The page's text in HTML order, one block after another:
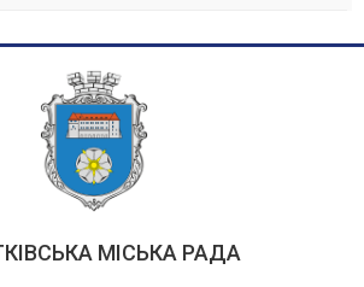
МІСЬКА РАДА